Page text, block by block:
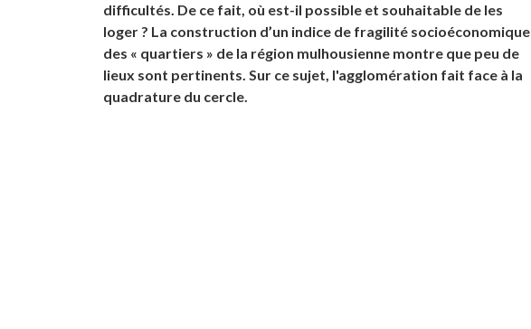
difficultés. De ce fait, où est-il possible et souhaitable de les
loger ? La construction d’un indice de fragilité socioéconomique
des « quartiers » de la région mulhousienne montre que peu de
lieux sont pertinents. Sur ce sujet, l'agglomération fait face à la
quadrature du cercle.